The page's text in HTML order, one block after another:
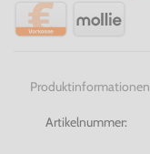
Produktinformationen
Artikelnummer: